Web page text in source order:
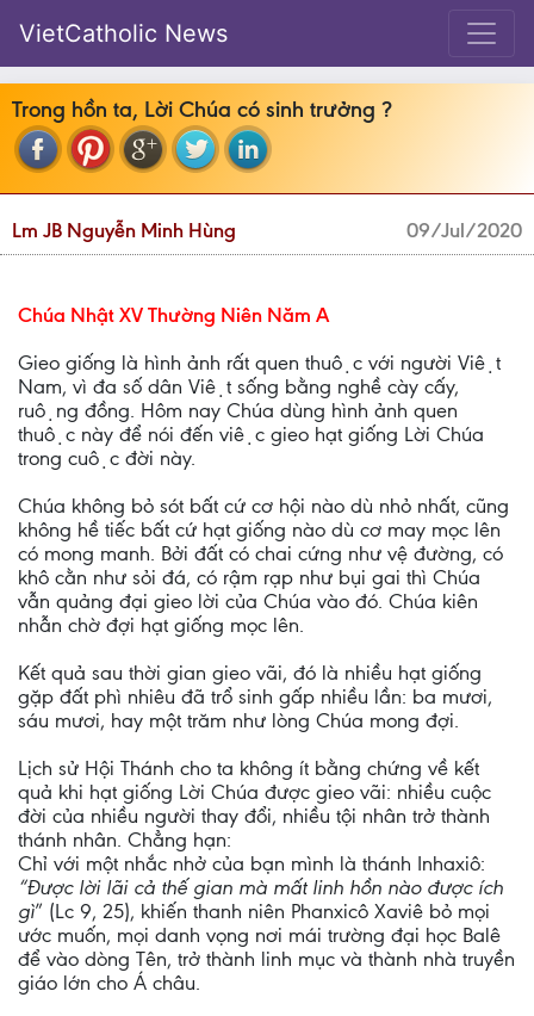
VietCatholic News
Trong hồn ta, Lời Chúa có sinh trưởng ?
Lm JB Nguyễn Minh Hùng 09/Jul/2020
Chúa Nhật XV Thường Niên Năm A
Gieo giống là hình ảnh rất quen thuộc với người Việt
Nam, vì đa số dân Việt sống bằng nghề cày cấy,
ruộng đồng. Hôm nay Chúa dùng hình ảnh quen
thuộc này để nói đến việc gieo hạt giống Lời Chúa
trong cuộc đời này.
Chúa không bỏ sót bất cứ cơ hội nào dù nhỏ nhất, cũng
không hề tiếc bất cứ hạt giống nào dù cơ may mọc lên
có mong manh. Bởi đất có chai cứng như vệ đường, có
khô cằn như sỏi đá, có rậm rạp như bụi gai thì Chúa
vẫn quảng đại gieo lời của Chúa vào đó. Chúa kiên
nhẫn chờ đợi hạt giống mọc lên.
Kết quả sau thời gian gieo vãi, đó là nhiều hạt giống
gặp đất phì nhiêu đã trổ sinh gấp nhiều lần: ba mươi,
sáu mươi, hay một trăm như lòng Chúa mong đợi.
Lịch sử Hội Thánh cho ta không ít bằng chứng về kết
quả khi hạt giống Lời Chúa được gieo vãi: nhiều cuộc
đời của nhiều người thay đổi, nhiều tội nhân trở thành
thánh nhân. Chẳng hạn:
Chỉ với một nhắc nhở của bạn mình là thánh Inhaxiô:
“Được lời lãi cả thế gian mà mất linh hồn nào được ích
gì” (Lc 9, 25), khiến thanh niên Phanxicô Xaviê bỏ mọi
ước muốn, mọi danh vọng nơi mái trường đại học Balê
để vào dòng Tên, trở thành linh mục và thành nhà truyền
giáo lớn cho Á châu.